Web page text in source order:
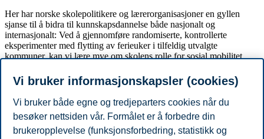
Her har norske skolepolitikere og lærerorganisasjoner en gyllen
sjanse til å bidra til kunnskapsdannelse både nasjonalt og
internasjonalt: Ved å gjennomføre randomiserte, kontrollerte
eksperimenter med flytting av ferieuker i tilfeldig utvalgte
kommuner, kan vi lære mye om skolens rolle for sosial mobilitet.
Referanse:
Artikkelen er publisert som kommentarartikkel i Klassekampen 9.
juni 2016 med overskriften "Sommerferie".
Vi bruker informasjonskapsler (cookies)
Vi bruker både egne og tredjeparters cookies når du
besøker nettsiden vår. Formålet er å forbedre din
brukeropplevelse (funksjonsforbedring, statistikk og